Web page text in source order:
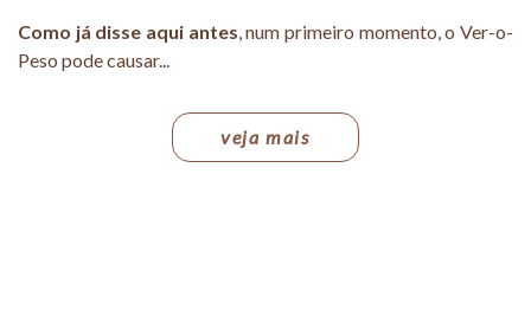
Como já disse aqui antes, num primeiro momento, o Ver-o-
Peso pode causar...
veja mais